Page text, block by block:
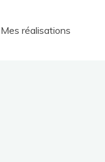
Mes réalisations